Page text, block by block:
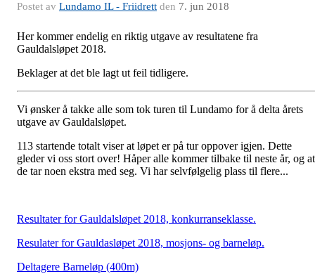
Postet av Lundamo IL - Friidrett den 7. jun 2018
Her kommer endelig en riktig utgave av resultatene fra
Gauldalsløpet 2018.
Beklager at det ble lagt ut feil tidligere.
Vi ønsker å takke alle som tok turen til Lundamo for å delta årets
utgave av Gauldalsløpet.
113 startende totalt viser at løpet er på tur oppover igjen. Dette
gleder vi oss stort over! Håper alle kommer tilbake til neste år, og at
de tar noen ekstra med seg. Vi har selvfølgelig plass til flere...
Resultater for Gauldalsløpet 2018, konkurranseklasse.
Resulater for Gauldasløpet 2018, mosjons- og barneløp.
Deltagere Barneløp (400m)